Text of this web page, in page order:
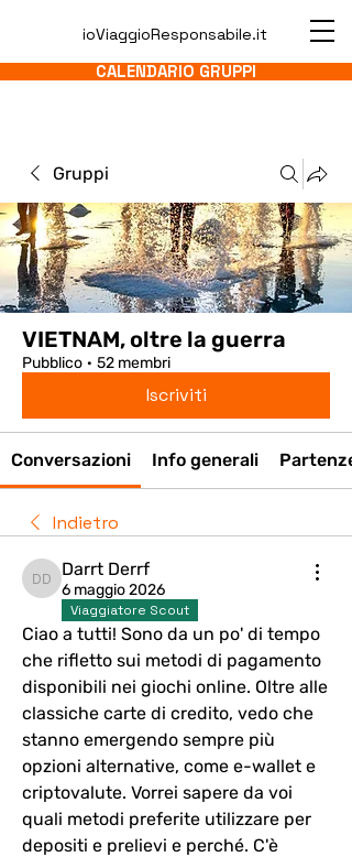
ioViaggioResponsabile.it
CALENDARIO GRUPPI
Gruppi
VIETNAM, oltre la guerra
Pubblico · 52 membri
Iscriviti
Conversazioni Info generali Partenze
Indietro
Darrt Derrf
Darrt Derrf
6 maggio 2026
Viaggiatore Scout
Ciao a tutti! Sono da un po' di tempo
che rifletto sui metodi di pagamento
disponibili nei giochi online. Oltre alle
classiche carte di credito, vedo che
stanno emergendo sempre più
opzioni alternative, come e-wallet e
criptovalute. Vorrei sapere da voi
quali metodi preferite utilizzare per
depositi e prelievi e perché. C'è